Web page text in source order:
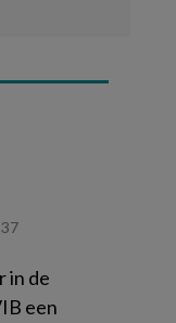
in de
een